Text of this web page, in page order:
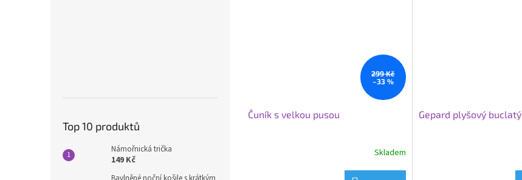
Top 10 produktů
Námořnická trička
149 Kč
299 Kč
–33 %
Čuník s velkou pusou
Skladem
Gepard plyšový buclatý